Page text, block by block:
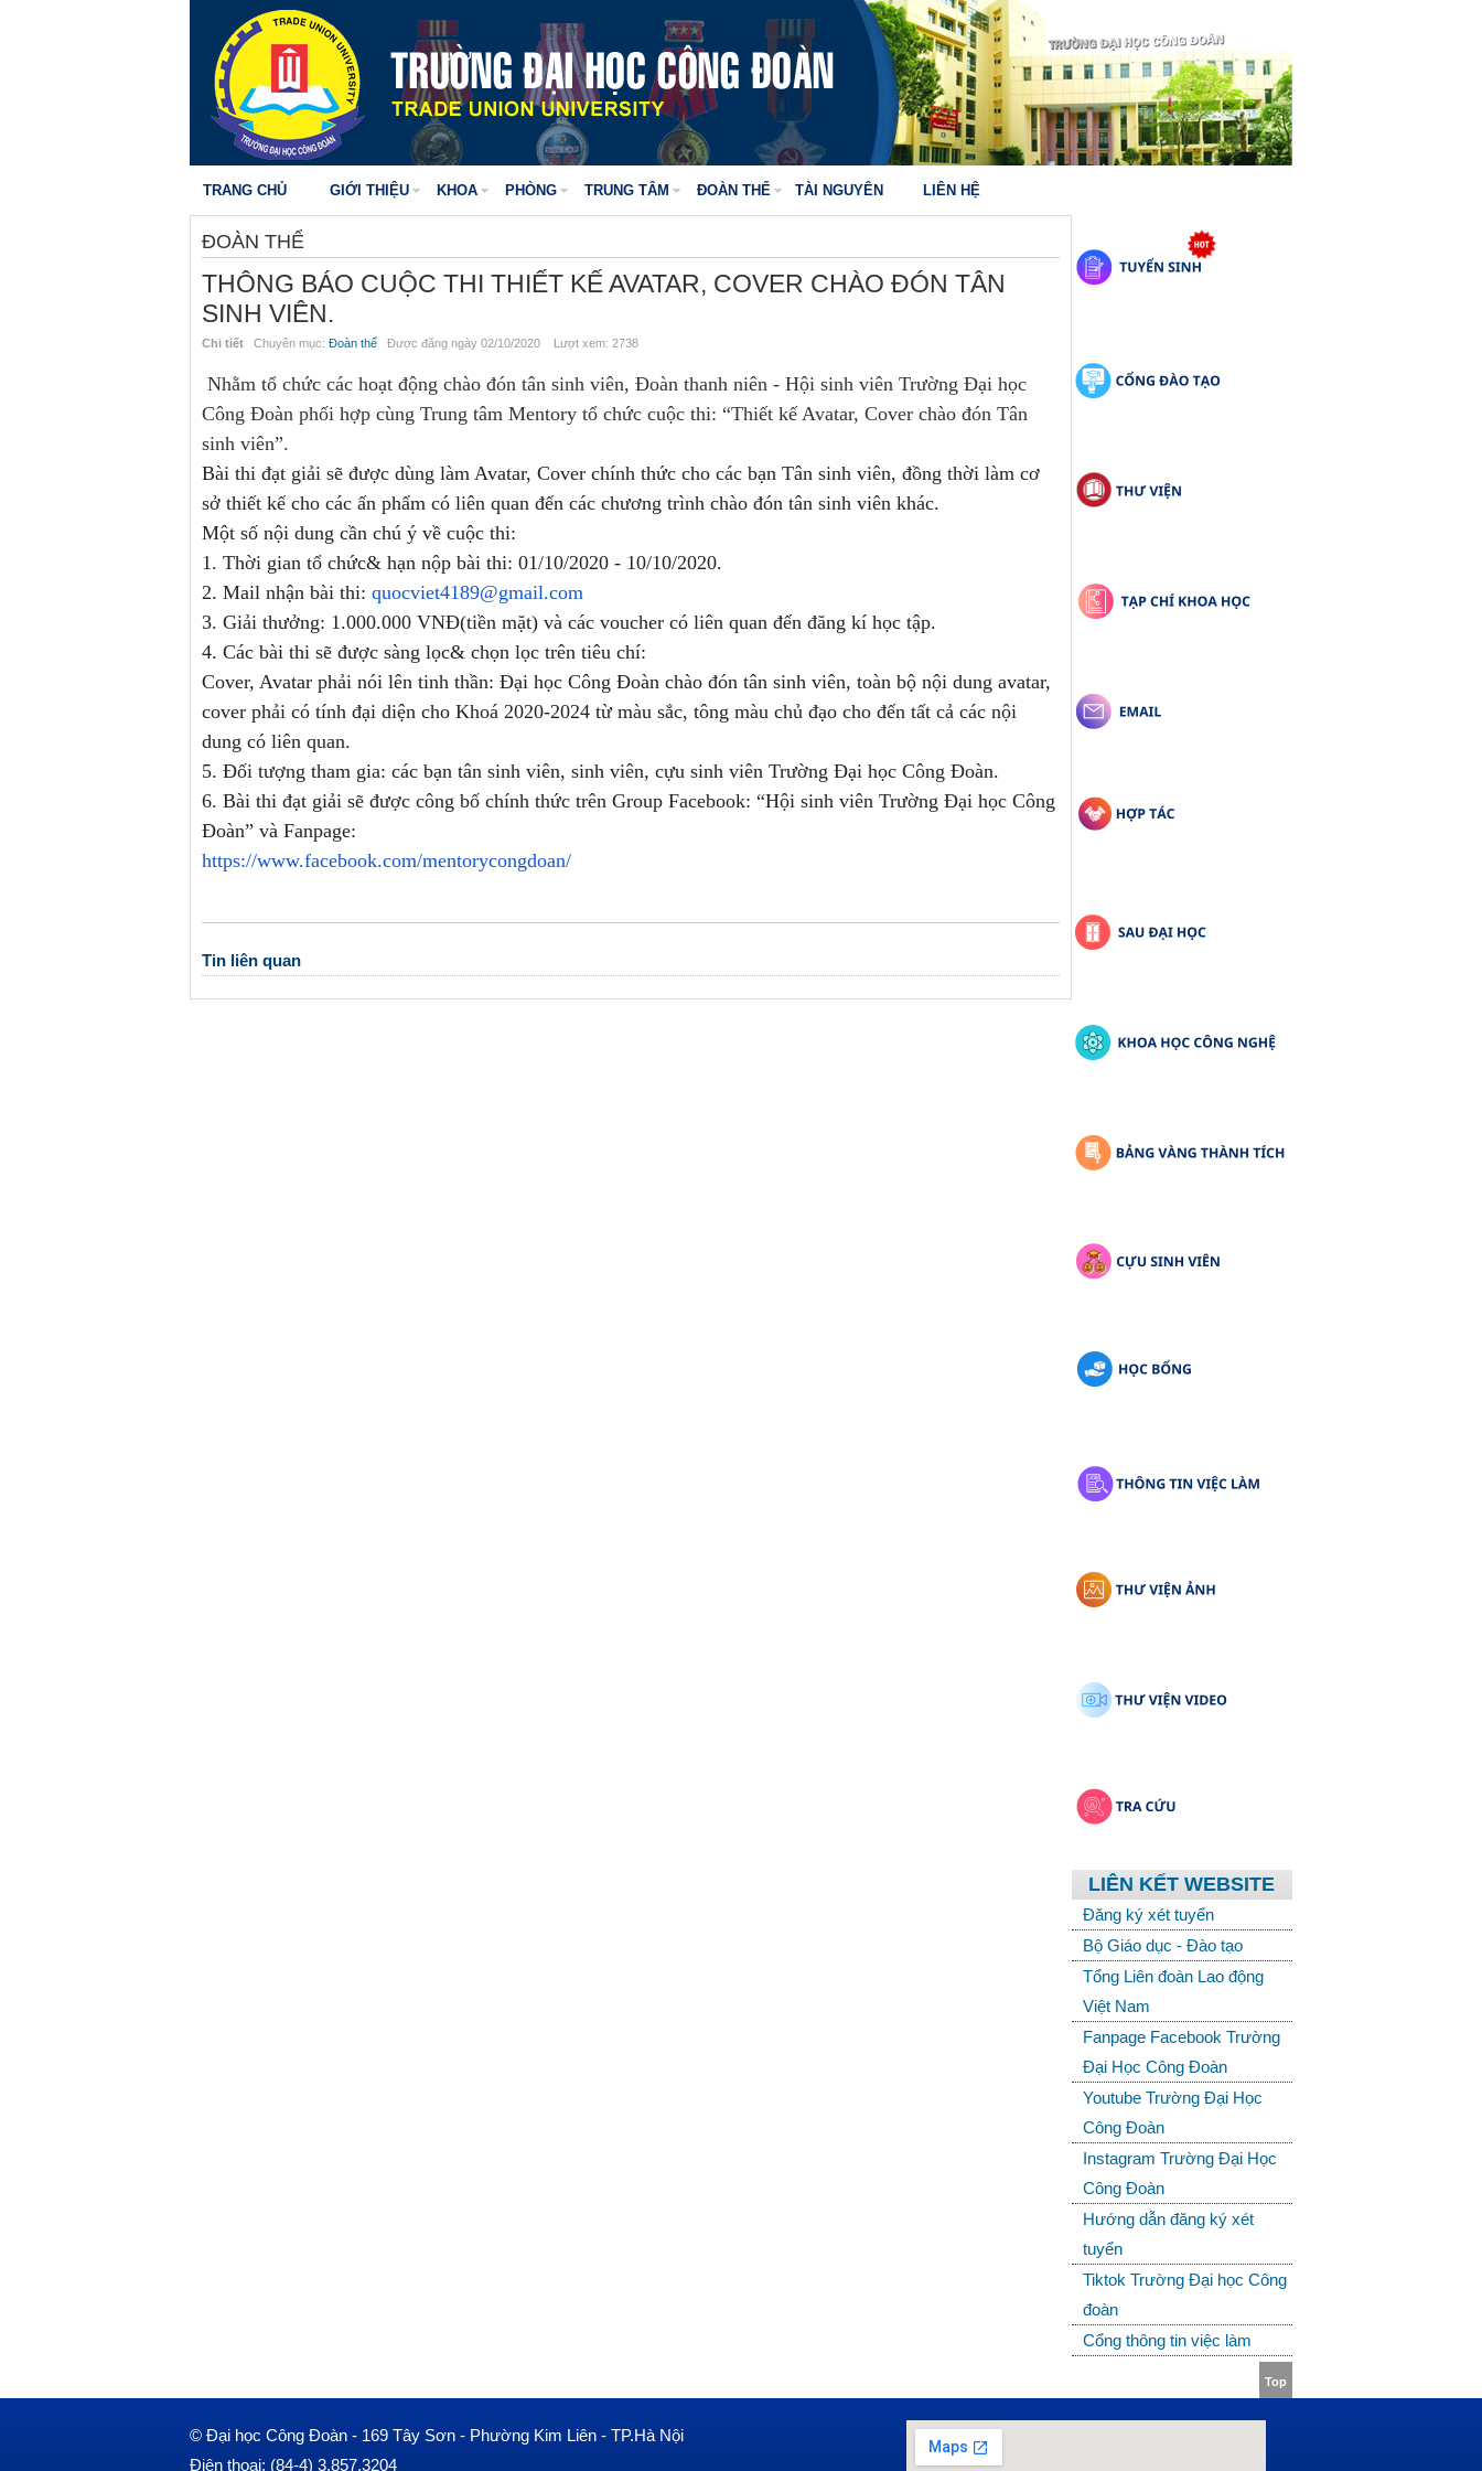
TRANG CHỦ GIỚI THIỆU KHOA PHÒNG TRUNG TÂM ĐOÀN THỂ TÀI NGUYÊN LIÊN HỆ
ĐOÀN THỂ
THÔNG BÁO CUỘC THI THIẾT KẾ AVATAR, COVER CHÀO ĐÓN TÂN
SINH VIÊN.
Chi tiết Chuyên mục: Đoàn thể Được đăng ngày 02/10/2020 Lượt xem: 2738
Nhằm tổ chức các hoạt động chào đón tân sinh viên, Đoàn thanh niên - Hội sinh viên Trường Đại học
Công Đoàn phối hợp cùng Trung tâm Mentory tổ chức cuộc thi: “Thiết kế Avatar, Cover chào đón Tân
sinh viên”.
Bài thi đạt giải sẽ được dùng làm Avatar, Cover chính thức cho các bạn Tân sinh viên, đồng thời làm cơ
sở thiết kế cho các ấn phẩm có liên quan đến các chương trình chào đón tân sinh viên khác.
Một số nội dung cần chú ý về cuộc thi:
1. Thời gian tổ chức& hạn nộp bài thi: 01/10/2020 - 10/10/2020.
2. Mail nhận bài thi: quocviet4189@gmail.com
3. Giải thưởng: 1.000.000 VNĐ(tiền mặt) và các voucher có liên quan đến đăng kí học tập.
4. Các bài thi sẽ được sàng lọc& chọn lọc trên tiêu chí:
Cover, Avatar phải nói lên tinh thần: Đại học Công Đoàn chào đón tân sinh viên, toàn bộ nội dung avatar,
cover phải có tính đại diện cho Khoá 2020-2024 từ màu sắc, tông màu chủ đạo cho đến tất cả các nội
dung có liên quan.
5. Đối tượng tham gia: các bạn tân sinh viên, sinh viên, cựu sinh viên Trường Đại học Công Đoàn.
6. Bài thi đạt giải sẽ được công bố chính thức trên Group Facebook: “Hội sinh viên Trường Đại học Công
Đoàn” và Fanpage:
https://www.facebook.com/mentorycongdoan/
Tin liên quan
LIÊN KẾT WEBSITE
Đăng ký xét tuyển
Bộ Giáo dục - Đào tạo
Tổng Liên đoàn Lao động
Việt Nam
Fanpage Facebook Trường
Đại Học Công Đoàn
Youtube Trường Đại Học
Công Đoàn
Instagram Trường Đại Học
Công Đoàn
Hướng dẫn đăng ký xét
tuyển
Tiktok Trường Đại học Công
đoàn
Cổng thông tin việc làm
Top
© Đại học Công Đoàn - 169 Tây Sơn - Phường Kim Liên - TP.Hà Nội
Điện thoại: (84-4) 3.857.3204